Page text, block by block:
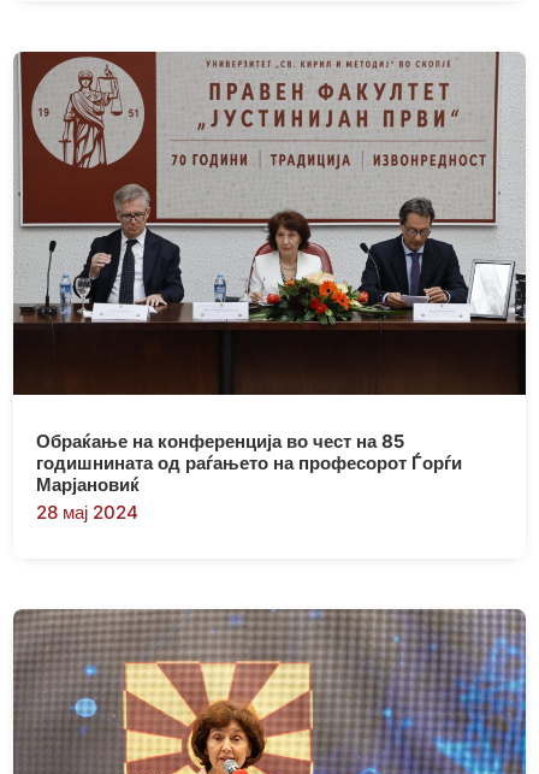
Обраќање на конференција во чест на 85
годишнината од раѓањето на професорот Ѓорѓи
Марјановиќ
28 мај 2024